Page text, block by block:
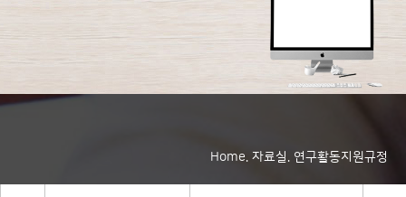
Home. 자료실. 연구활동지원규정